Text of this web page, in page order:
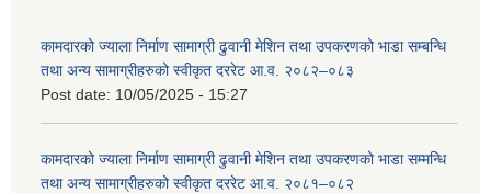
कामदारको ज्याला निर्माण सामाग्री ढुवानी मेशिन तथा उपकरणको भाडा सम्बन्धि
तथा अन्य सामाग्रीहरुको स्वीकृत दररेट आ.व. २०८२–०८३
Post date: 10/05/2025 - 15:27
कामदारको ज्याला निर्माण सामाग्री ढुवानी मेशिन तथा उपकरणको भाडा सम्मन्धि
तथा अन्य सामाग्रीहरुको स्वीकृत दररेट आ.व. २०८१–०८२